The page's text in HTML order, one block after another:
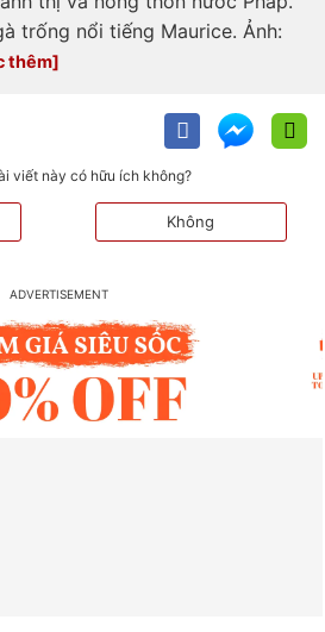
trống nổi tiếng Maurice. Ảnh:
viết này có hữu ích không?
Không